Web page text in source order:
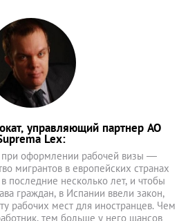
управляющий партнер АО
Lex:
при оформлении рабочей визы ―
мигрантов в европейских странах
последние несколько лет, и чтобы
граждан, в Испании ввели закон,
рабочих мест для иностранцев. Чем
тем больше у него шансов